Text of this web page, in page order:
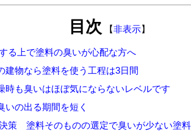
目次 【非表示】
る上で塗料の臭いが心配な方へ
物なら塗料を使う工程は3日間
も臭いはほぼ気にならないレベルです
の出る期間を短く
策 塗料そのものの選定で臭いが少ない塗